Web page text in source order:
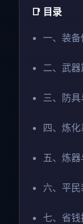
📑 目录
一、装
二、武
三、防
四、炼
五、炼
六、平
七、省